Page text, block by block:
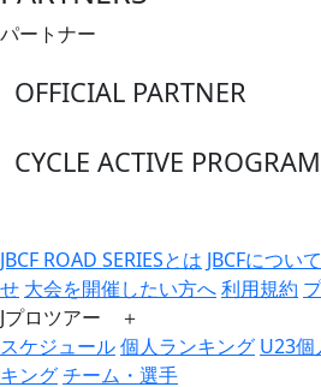
パートナー
OFFICIAL PARTNER
CYCLE ACTIVE PROGRAM
JBCF ROAD SERIESとは JBCFについて
せ 大会を開催したい方へ利用規約
Jプロツアー ＋
スケジュール個人ランキング U23個
キングチーム・選手